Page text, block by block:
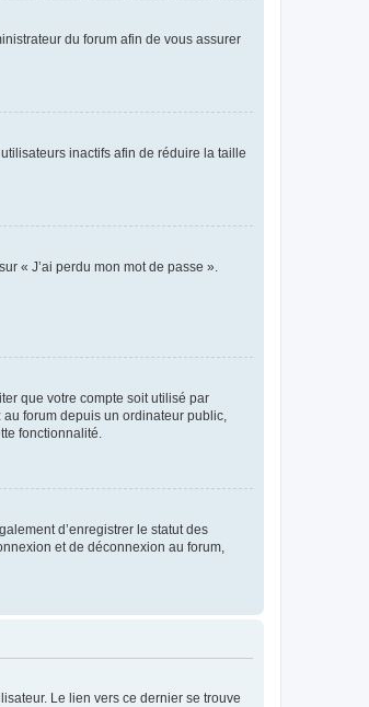
du forum afin de vous assurer
inactifs afin de réduire la taille
« J’ai perdu mon mot de passe ».
que votre compte soit utilisé par
au forum depuis un ordinateur public,
fonctionnalité.
d’enregistrer le statut des
et de déconnexion au forum,
Le lien vers ce dernier se trouve